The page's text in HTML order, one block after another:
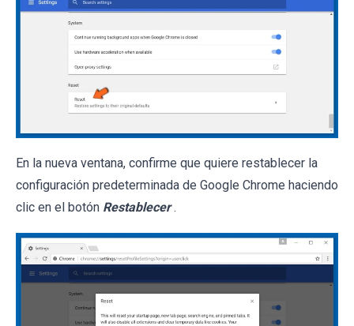
En la nueva ventana, confirme que quiere restablecer la
configuración predeterminada de Google Chrome haciendo
clic en el botón Restablecer .